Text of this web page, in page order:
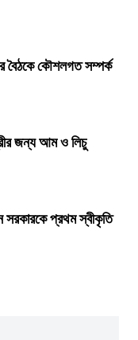
বৈঠকে কৌশলগত সম্পর্ক
জন্য আম ও লিচু
সরকারকে প্রথম স্বীকৃতি